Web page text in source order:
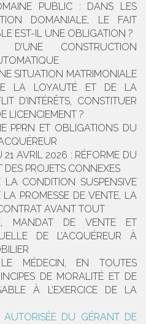
PUBLIC : DANS LES
DOMANIALE, LE FAIT
EST-IL UNE OBLIGATION ?
CONSTRUCTION
SITUATION MATRIMONIALE
LA LOYAUTÉ ET DE LA
D’INTÉRÊTS, CONSTITUER
LICENCIEMENT ?
PPRN ET OBLIGATIONS DU
AVRIL 2026 : RÉFORME DU
DES PROJETS CONNEXES
CONDITION SUSPENSIVE
PROMESSE DE VENTE, LA
AVANT TOUT
MANDAT DE VENTE ET
DE L’ACQUÉREUR À
MÉDECIN, EN TOUTES
DE MORALITÉ ET DE
À L’EXERCICE DE LA
DU GÉRANT DE